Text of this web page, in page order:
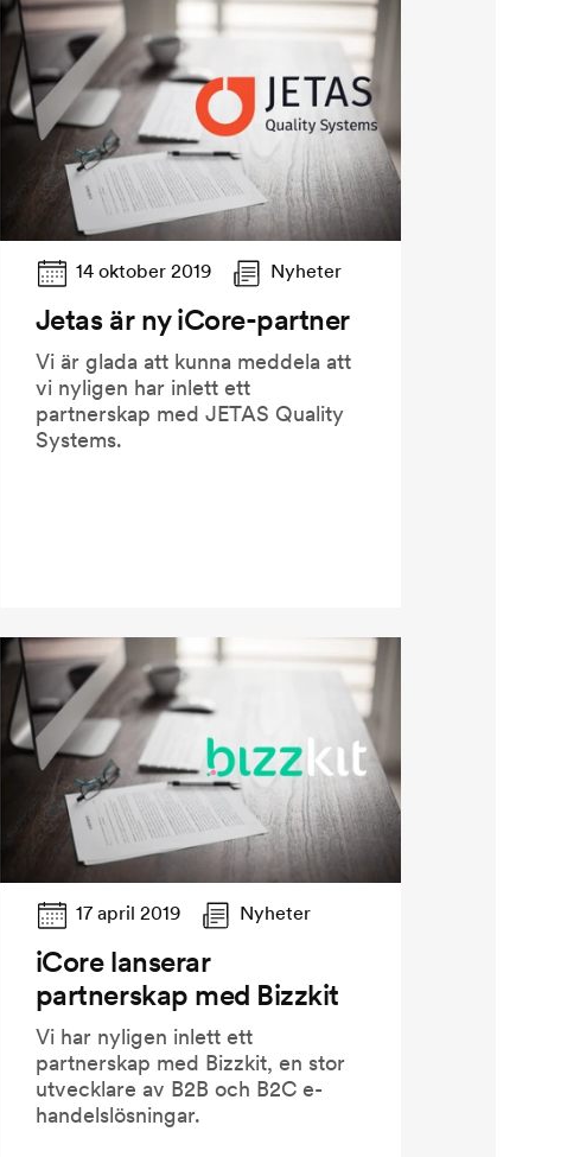
14 oktober 2019 Nyheter
Jetas är ny iCore-partner
Vi är glada att kunna meddela att
vi nyligen har inlett ett
partnerskap med JETAS Quality
Systems.
17 april 2019 Nyheter
iCore lanserar
partnerskap med Bizzkit
Vi har nyligen inlett ett
partnerskap med Bizzkit, en stor
utvecklare av B2B och B2C e-
handelslösningar.